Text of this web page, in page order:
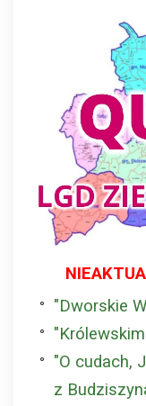
"Dworskie
"O cudach,
z